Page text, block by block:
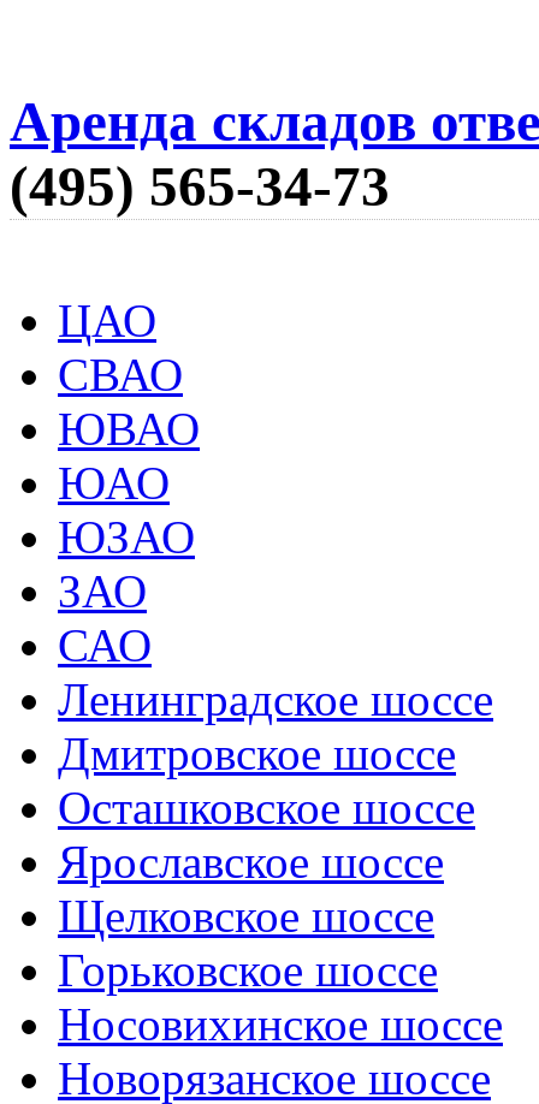
Аренда складов
(495) 565-34-73
ЦАО
СВАО
ЮВАО
ЮАО
ЮЗАО
ЗАО
САО
Ленинградское шоссе
Дмитровское шоссе
Осташковское шоссе
Ярославское шоссе
Щелковское шоссе
Горьковское шоссе
Носовихинское шоссе
Новорязанское шоссе